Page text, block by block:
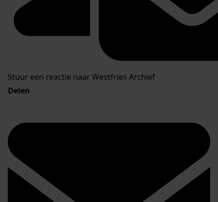
Stuur een reactie naar Westfries Archief
Delen